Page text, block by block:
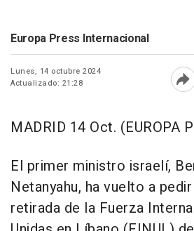
Europa Press Internacional
Lunes, 14 octubre 2024
Actualizado: 21:28
MADRID 14 Oct. (EUROPA
El primer ministro israelí,
Netanyahu, ha vuelto a
retirada de la Fuerza